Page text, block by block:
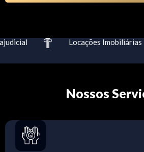
Locações Imobiliárias
Nossos